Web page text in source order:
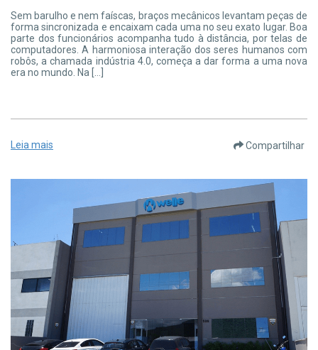
Sem barulho e nem faíscas, braços mecânicos levantam peças de
forma sincronizada e encaixam cada uma no seu exato lugar. Boa
parte dos funcionários acompanha tudo à distância, por telas de
computadores. A harmoniosa interação dos seres humanos com
robôs, a chamada indústria 4.0, começa a dar forma a uma nova
era no mundo. Na […]
Leia mais Compartilhar